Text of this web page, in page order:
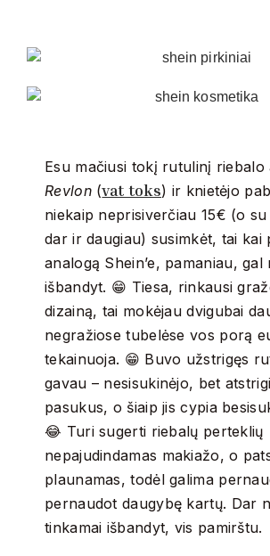
Esu mačiusi tokį rutulinį riebalo
Revlon(vat toks) ir knietėjo
niekaip neprisiverčiau 15€ (o
dar ir daugiau) susimkėt, tai kai
analogą Shein’e, pamaniau, gal
išbandyt. 😁 Tiesa, rinkausi
dizainą, tai mokėjau dvigubai
negražiose tubelėse vos porą
tekainuoja. 😁 Buvo užstrigęs
gavau – nesisukinėjo, bet
pasukus, o šiaip jis cypia
😂 Turi sugerti riebalų perteklių
nepajudindamas makiažo, o
plaunamas, todėl galima
pernaudot daugybę kartų. Dar
tinkamai išbandyt, vis pamirštu.